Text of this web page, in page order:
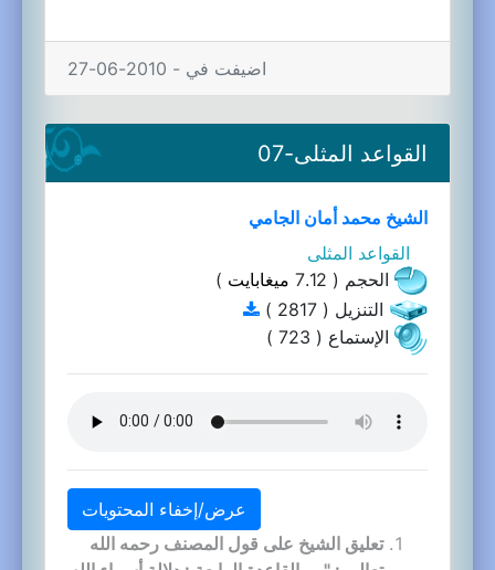
اضيفت في - 2010-06-27
القواعد المثلى-07
الشيخ محمد أمان الجامي
القواعد المثلى
الحجم ( 7.12
ميغابايت )
التنزيل ( 2817 )
الإستماع ( 723 )
عرض/إخفاء المحتويات
تعليق الشيخ على قول المصنف رحمه الله